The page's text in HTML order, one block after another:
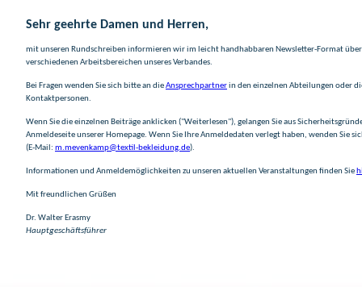
Sehr geehrte Damen und Herren,
mit unseren Rundschreiben informieren wir im leicht handhabbaren Newsletter-Format über
verschiedenen Arbeitsbereichen unseres Verbandes.
Bei Fragen wenden Sie sich bitte an dieAnsprechpartnerin den einzelnen Abteilungen oder
Kontaktpersonen.
Wenn Sie die einzelnen Beiträge anklicken ("Weiterlesen"), gelangen Sie aus
Anmeldeseite unserer Homepage. Wenn Sie Ihre Anmeldedaten verlegt haben, wenden Sie
(E-Mail: m.mevenkamp@textil-bekleidung.de).
Informationen und Anmeldemöglichkeiten zu unseren aktuellen Veranstaltungen finden Sie
Mit freundlichen Grüßen
Dr. Walter Erasmy
Hauptgeschäftsführer